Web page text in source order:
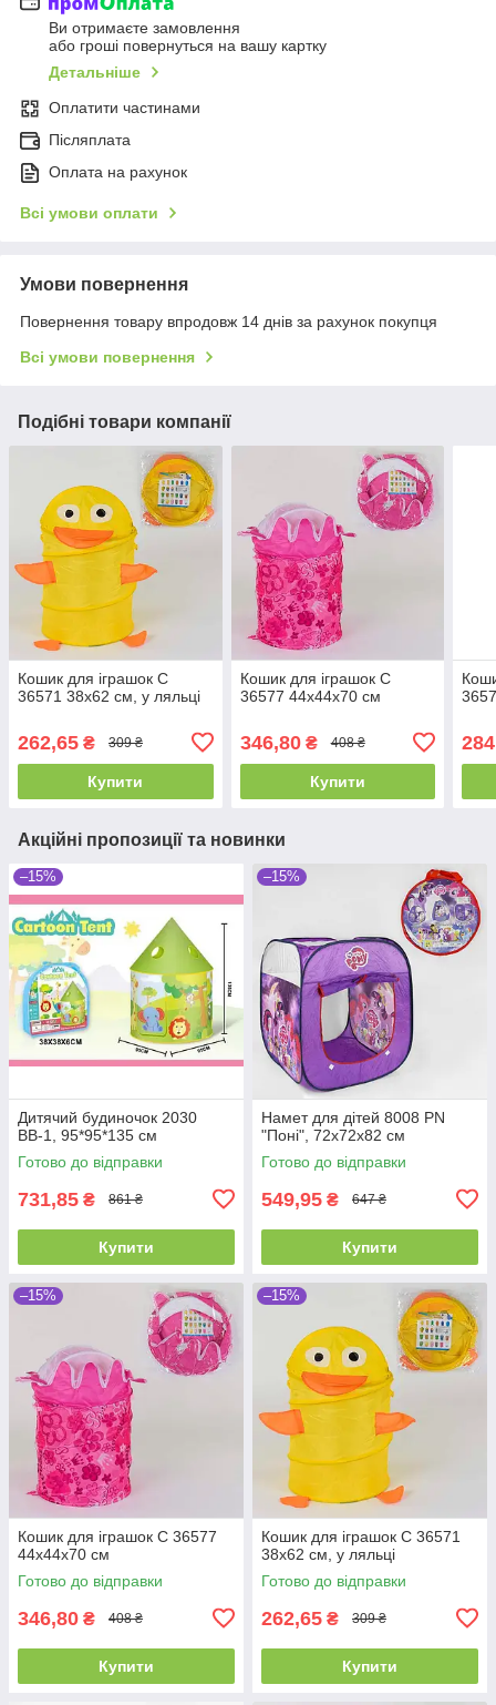
Ви отримаєте замовлення
або гроші повернуться на вашу картку
Детальніше
Оплатити частинами
Післяплата
Оплата на рахунок
Всі умови оплати
Умови повернення
Повернення товару впродовж 14 днів за рахунок покупця
Всі умови повернення
Подібні товари компанії
Кошик для іграшок C
36571 38х62 см, у ляльці
262,65 ₴ 309 ₴
Купити
Кошик для іграшок C
36577 44х44х70 см
346,80₴ 408 ₴
Купити
Акційні пропозиції та новинки
–15%
Дитячий будиночок 2030
ВВ-1, 95*95*135 см
Готово до відправки
731,85 ₴ 861 ₴
Купити
–15%
Намет для дітей 8008 PN
"Поні", 72х72х82 см
Готово до відправки
549,95 ₴ 647 ₴
Купити
–15%
Кошик для іграшок C 36577
44х44х70 см
Готово до відправки
346,80 ₴ 408 ₴
Купити
–15%
Кошик для іграшок C 36571
38х62 см, у ляльці
Готово до відправки
262,65 ₴ 309 ₴
Купити